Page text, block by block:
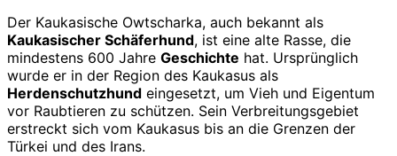
Der Kaukasische Owtscharka, auch bekannt als
Kaukasischer Schäferhund, ist eine alte Rasse, die
mindestens 600 Jahre Geschichte hat. Ursprünglich
wurde er in der Region des Kaukasus als
Herdenschutzhund eingesetzt, um Vieh und Eigentum
vor Raubtieren zu schützen. Sein Verbreitungsgebiet
erstreckt sich vom Kaukasus bis an die Grenzen der
Türkei und des Irans.